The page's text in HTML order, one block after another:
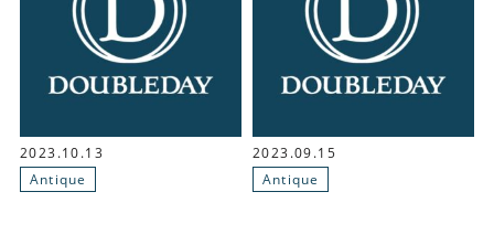
2023.10.13
Antique
2023.09.15
Antique